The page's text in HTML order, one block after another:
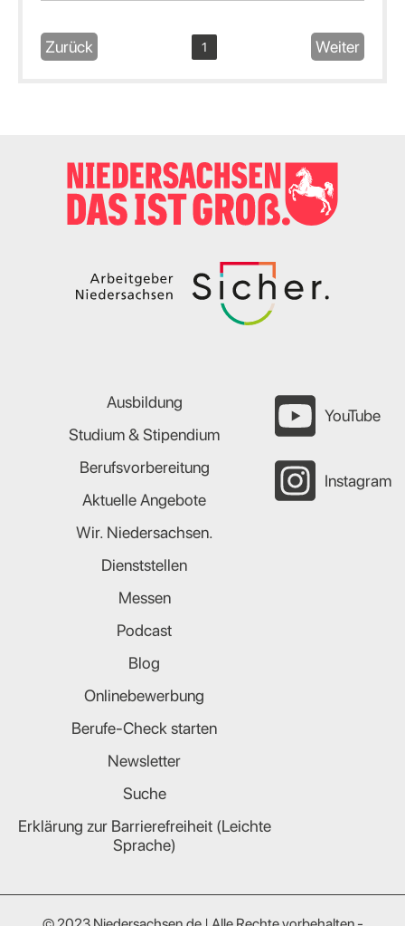
Zurück 1 Weiter
Ausbildung
Studium & Stipendium
Berufsvorbereitung
Aktuelle Angebote
Wir. Niedersachsen.
Dienststellen
Messen
Podcast
Blog
Onlinebewerbung
Berufe-Check starten
Newsletter
Suche
Erklärung zur Barrierefreiheit (Leichte
Sprache)
YouTube
Instagram